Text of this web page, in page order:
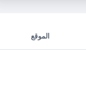
الموقع